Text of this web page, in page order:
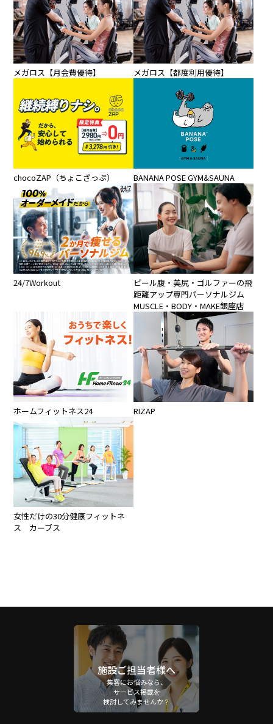
メガロス【月会費優待】 メガロス【都度利用優待】
chocoZAP（ちょこざっぷ） BANANA POSE GYM&SAUNA
24/7Workout
ビール腹・美尻・ゴルファーの飛
距離アップ専門パーソナルジム
MUSCLE・BODY・MAKE銀座店
ホームフィットネス24 RIZAP
女性だけの30分健康フィットネ
ス カーブス
施設ご担当者様へ
集客にお悩みなら、
サービス掲載を
検討してみませんか？